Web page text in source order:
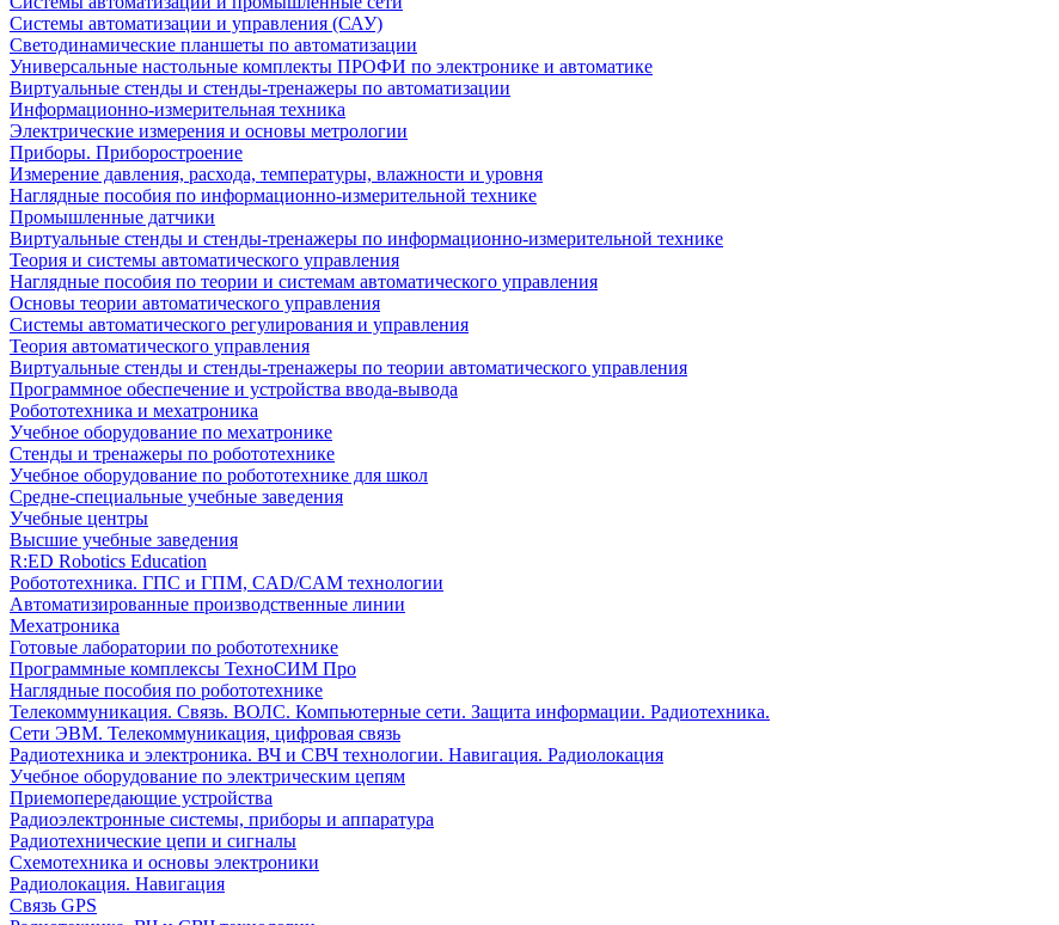
Системы автоматизации и управления (САУ)
Светодинамические планшеты по автоматизации
Универсальные настольные комплекты ПРОФИ по электронике и автоматике
Виртуальные стенды и стенды-тренажеры по автоматизации
Информационно-измерительная техника
Электрические измерения и основы метрологии
Приборы. Приборостроение
Измерение давления, расхода, температуры, влажности и уровня
Наглядные пособия по информационно-измерительной технике
Промышленные датчики
Виртуальные стенды и стенды-тренажеры по информационно-измерительной технике
Теория и системы автоматического управления
Наглядные пособия по теории и системам автоматического управления
Основы теории автоматического управления
Системы автоматического регулирования и управления
Теория автоматического управления
Виртуальные стенды и стенды-тренажеры по теории автоматического управления
Программное обеспечение и устройства ввода-вывода
Робототехника и мехатроника
Учебное оборудование по мехатронике
Стенды и тренажеры по робототехнике
Учебное оборудование по робототехнике для школ
Средне-специальные учебные заведения
Учебные центры
Высшие учебные заведения
R:ED Robotics Education
Робототехника. ГПС и ГПМ, CAD/CAM технологии
Автоматизированные производственные линии
Мехатроника
Готовые лаборатории по робототехнике
Программные комплексы ТехноСИМ Про
Наглядные пособия по робототехнике
Телекоммуникация. Связь. ВОЛС. Компьютерные сети. Защита информации. Радиотехника.
Сети ЭВМ. Телекоммуникация, цифровая связь
Радиотехника и электроника. ВЧ и СВЧ технологии. Навигация. Радиолокация
Учебное оборудование по электрическим цепям
Приемопередающие устройства
Радиоэлектронные системы, приборы и аппаратура
Радиотехнические цепи и сигналы
Схемотехника и основы электроники
Радиолокация. Навигация
Связь GPS